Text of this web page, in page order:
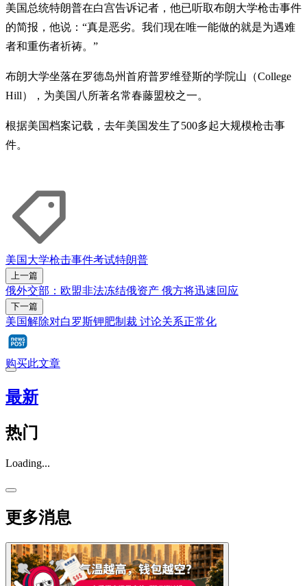
美国总统特朗普在白宫告诉记者，他已听取布朗大学枪击事件
的简报，他说：“真是恶劣。我们现在唯一能做的就是为遇难
者和重伤者祈祷。”
布朗大学坐落在罗德岛州首府普罗维登斯的学院山（College
Hill），为美国八所著名常春藤盟校之一。
根据美国档案记载，去年美国发生了500多起大规模枪击事
件。
美国大学枪击事件考试特朗普
上一篇
俄外交部：欧盟非法冻结俄资产 俄方将迅速回应
下一篇
美国解除对白罗斯钾肥制裁 讨论关系正常化
购买此文章
最新
热门
Loading...
更多消息